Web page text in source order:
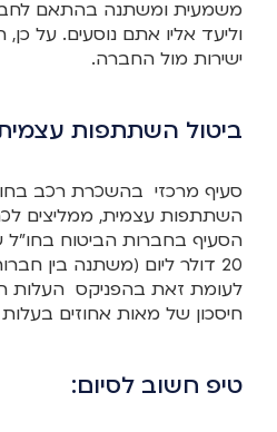
משמעית ומשתנה בהתאם
וליעד אליו אתם נוסעים. על
ישירות מול החברה.
ביטול השתתפות
סעיף מרכזי בהשכרת רכב
השתתפות עצמית, ממליצים
20 דולר ליום (משתנה בין
חיסכון של מאות אחוזים
טיפ חשוב לסיום: